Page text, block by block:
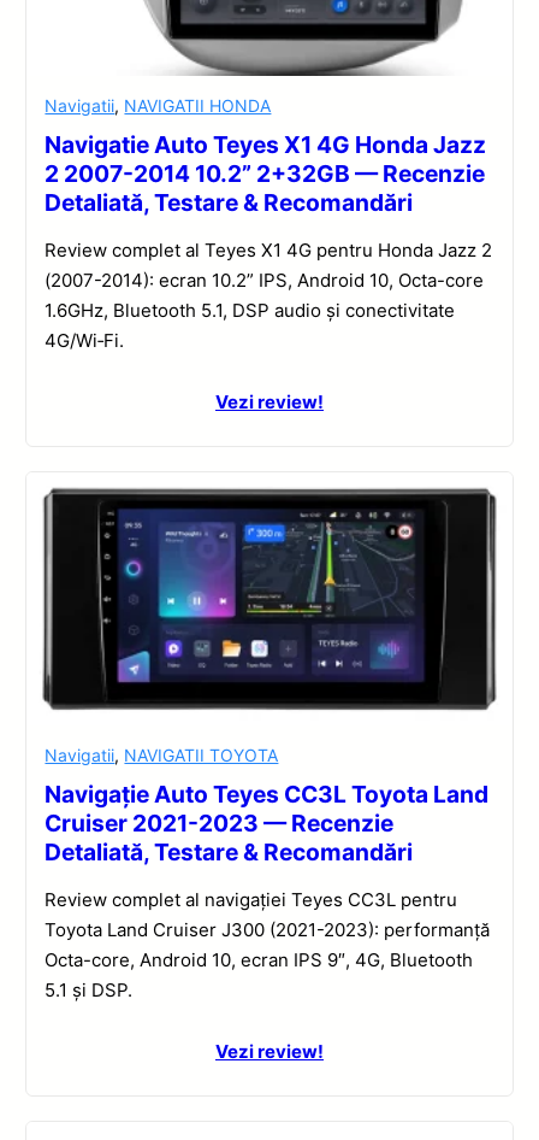
Navigatii, NAVIGATII HONDA
Navigatie Auto Teyes X1 4G Honda Jazz
2 2007-2014 10.2” 2+32GB — Recenzie
Detaliată, Testare & Recomandări
Review complet al Teyes X1 4G pentru Honda Jazz 2
(2007-2014): ecran 10.2” IPS, Android 10, Octa-core
1.6GHz, Bluetooth 5.1, DSP audio și conectivitate
4G/Wi‑Fi.
Vezi review!
Navigatii, NAVIGATII TOYOTA
Navigație Auto Teyes CC3L Toyota Land
Cruiser 2021-2023 — Recenzie
Detaliată, Testare & Recomandări
Review complet al navigației Teyes CC3L pentru
Toyota Land Cruiser J300 (2021-2023): performanță
Octa-core, Android 10, ecran IPS 9″, 4G, Bluetooth
5.1 și DSP.
Vezi review!